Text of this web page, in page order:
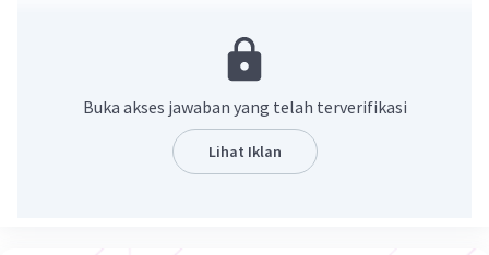
- "He has fed the dog already."
Beri Rating·0.0(0) Balas
Buka akses jawaban yang telah terverifikasi
Lihat Iklan